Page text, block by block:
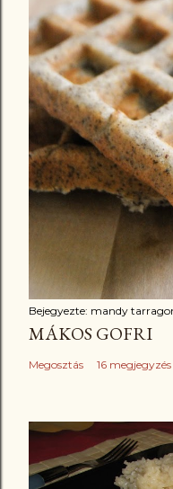
Bejegyezte: mandy
MÁKOS GOFRI
Megosztás 16 megjegyzés